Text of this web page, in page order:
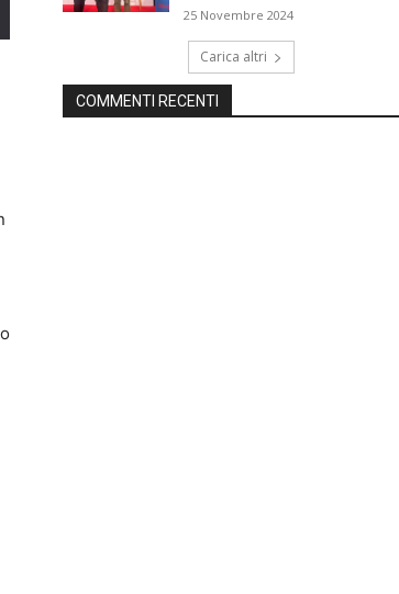
25 Novembre 2024
Carica altri
COMMENTI RECENTI